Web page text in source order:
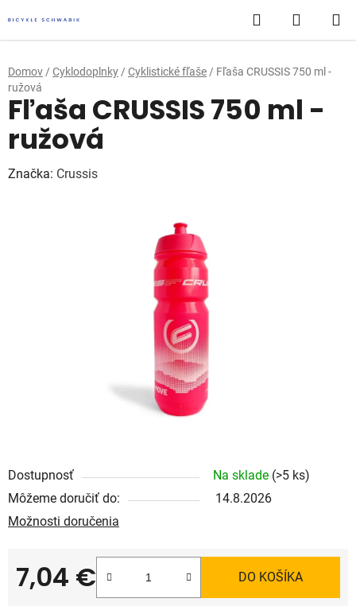
na
obsah
Hľadať
KOŠÍK
Domov / Cyklodoplnky / Cyklistické fľaše / Fľaša CRUSSIS 750 ml -
ružová
Dostupnosť Na sklade (>5 ks)
Môžeme doručiť do:
14.8.2026
Možnosti doručenia
7,04 €
Jednotková cena:
DO KOŠÍKA
Fľaša CRUSSIS 750 ml -
ružová
Značka: Crussis